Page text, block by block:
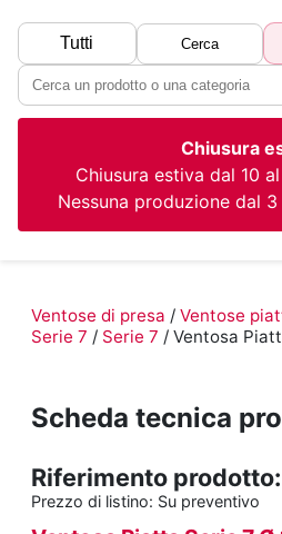
Tutti Cerca
Chiusura
Chiusura estiva dal 10
Nessuna produzione dal
Ventose di presa / Ventose
Serie 7 / Serie 7 / Ventosa
Scheda tecnica
Riferimento prodotto:
Prezzo di listino: Su preventivo